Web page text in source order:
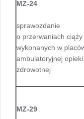
MZ-24
sprawozdanie
o przerwaniach ciąży
wykonanych w
ambulatoryjnej opieki
zdrowotnej
MZ-29